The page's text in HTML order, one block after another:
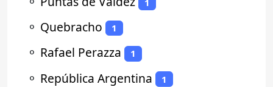
⚬ Quebracho 1
⚬ Rafael Perazza 1
⚬ República Argentina 1